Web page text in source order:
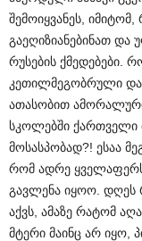
შემოიყვანეს,
გაეღიზიანებინათ და
რუსების ქმედებები.
კეთილმეგობრული
ათასობით
სკოლებში ქართველი
მოსასპობად?! ესაა
რომ ადრე
გავლენა იყოო. დღეს
აქვს, ამაზე რატომ
მტერი მაინც არ იყო,